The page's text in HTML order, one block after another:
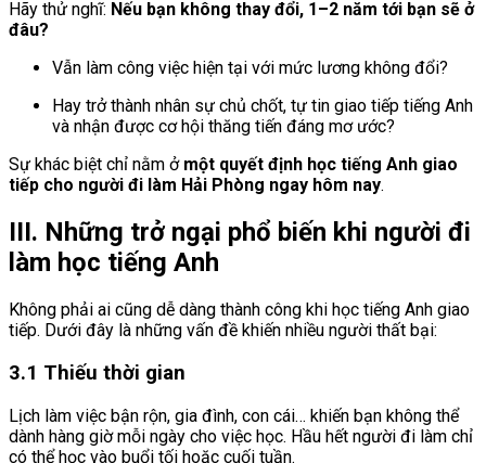
Hãy thử nghĩ: Nếu bạn không thay đổi, 1–2 năm tới bạn sẽ ở
đâu?
Vẫn làm công việc hiện tại với mức lương không đổi?
Hay trở thành nhân sự chủ chốt, tự tin giao tiếp tiếng Anh
và nhận được cơ hội thăng tiến đáng mơ ước?
Sự khác biệt chỉ nằm ở một quyết định học tiếng Anh giao
tiếp cho người đi làm Hải Phòng ngay hôm nay.
III. Những trở ngại phổ biến khi người đi
làm học tiếng Anh
Không phải ai cũng dễ dàng thành công khi học tiếng Anh giao
tiếp. Dưới đây là những vấn đề khiến nhiều người thất bại:
3.1 Thiếu thời gian
Lịch làm việc bận rộn, gia đình, con cái… khiến bạn không thể
dành hàng giờ mỗi ngày cho việc học. Hầu hết người đi làm chỉ
có thể học vào buổi tối hoặc cuối tuần.